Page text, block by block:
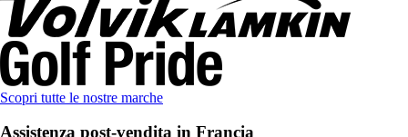
Scopri tutte le nostre marche
Assistenza post-vendita in Francia